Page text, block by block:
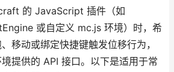
的 JavaScript 插件（如
或自定义 mc.js 环境）时，希
移动或绑定快捷键触发位移行为，
提供的 API 接口。以下是适用于常